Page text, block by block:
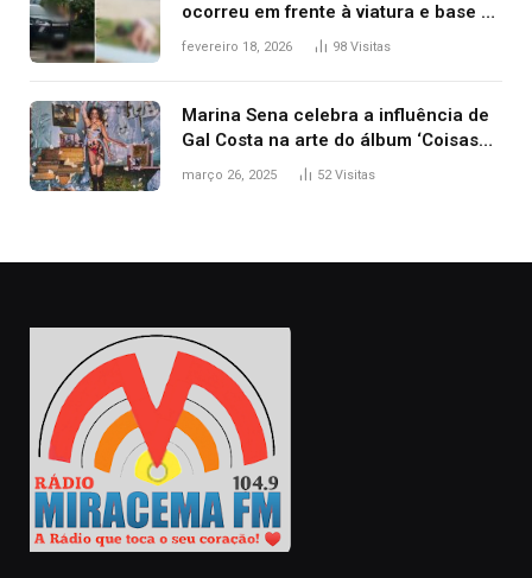
ocorreu em frente à viatura e base de
segurança; polícia investiga
fevereiro 18, 2026 98 Visitas
Marina Sena celebra a influência de
Gal Costa na arte do álbum ‘Coisas
naturais’
março 26, 2025 52Visitas